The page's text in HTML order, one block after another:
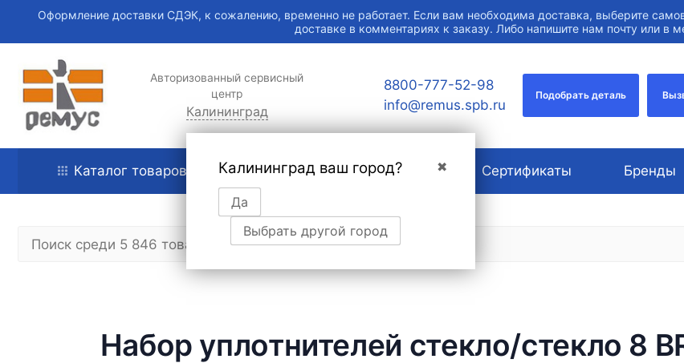
Оформление доставки СДЭК, к сожалению, временно не работает. Если вам необходима доставка, выберите
доставке в комментариях к заказу. Либо напишите нам почту или в
Авторизованный сервисный
центр
Калининград
✖
Калининград ваш город?
Да
Выбрать другой город
8800-777-52-98
info@remus.spb.ru
Подобрать деталь
Каталог товаров Главная О компании Сертификаты Бренды
Набор уплотнителей стекло/стекло 8